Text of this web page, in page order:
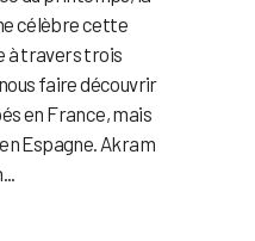
célèbre cette
à travers trois
faire découvrir
en France, mais
Espagne. Akram